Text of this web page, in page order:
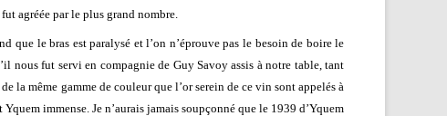
agréée par le plus grand nombre.
le bras est paralysé et l’on n’éprouve pas le besoin de boire le
nous fut servi en compagnie de Guy Savoy assis à notre table, tant
la même gamme de couleur que l’or serein de ce vin sont appelés à
immense. Je n’aurais jamais soupçonné que le 1939 d’Yquem